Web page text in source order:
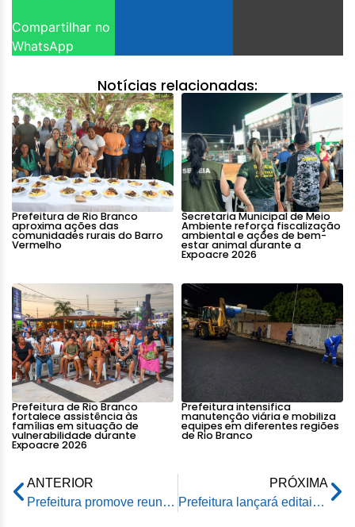
Compartilhar no
WhatsApp
Notícias relacionadas:
Prefeitura de Rio Branco
aproxima ações das
comunidades rurais do Barro
Vermelho
Secretaria Municipal de Meio
Ambiente reforça fiscalização
ambiental e ações de bem-
estar animal durante a
Expoacre 2026
Prefeitura de Rio Branco
fortalece assistência às
famílias em situação de
vulnerabilidade durante
Expoacre 2026
Prefeitura intensifica
manutenção viária e mobiliza
equipes em diferentes regiões
de Rio Branco
ANTERIOR
Prefeitura promove reunião de avaliação e alinhamento com gestores da Assistência Social
PRÓXIMA
Prefeitura lançará editais da Lei Paulo Gustavo nesta sexta-feira